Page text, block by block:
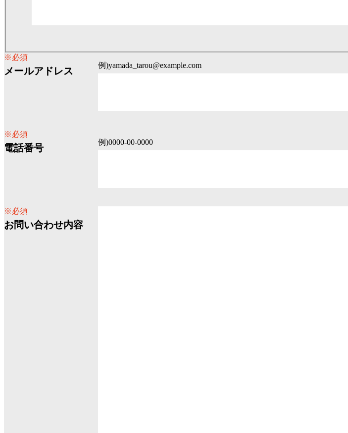
メールアドレス
※必須
例)yamada_tarou@example.com
電話番号
※必須
例)0000-00-0000
お問い合わせ内容
※必須